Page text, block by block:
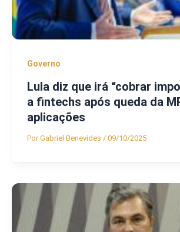
Governo
Lula diz que irá “cobrar
a fintechs após queda da
aplicações
PorGabriel Benevides / 09/10/2025